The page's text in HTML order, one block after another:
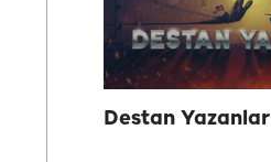
Destan Yazanlar